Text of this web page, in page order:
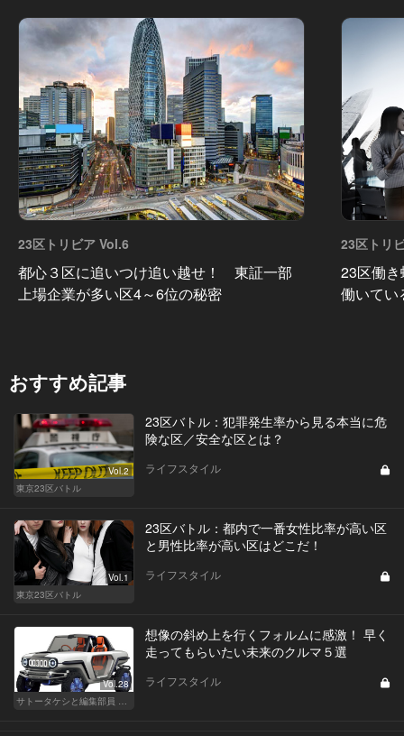
23区トリビア Vol.6
都心３区に追いつけ追い越せ！ 東証一部
上場企業が多い区4～6位の秘密
23区トリ
23区働
働いてい
おすすめ記事
Vol.2
東京23区バトル
23区バトル：犯罪発生率から見る本当に危
険な区／安全な区とは？
ライフスタイル
Vol.1
東京23区バトル
23区バトル：都内で一番女性比率が高い区
と男性比率が高い区はどこだ！
ライフスタイル
Vol.28
サトータケシと編集部員 船山の"CAR GENTSへの道"
想像の斜め上を行くフォルムに感激！ 早く
走ってもらいたい未来のクルマ５選
ライフスタイル